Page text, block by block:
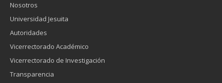
Nosotros
Universidad Jesuita
Autoridades
Vicerrectorado Académico
Vicerrectorado de Investigación
Transparencia